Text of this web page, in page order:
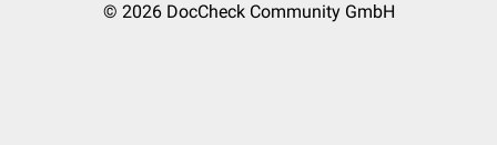
© 2026 DocCheck Community GmbH